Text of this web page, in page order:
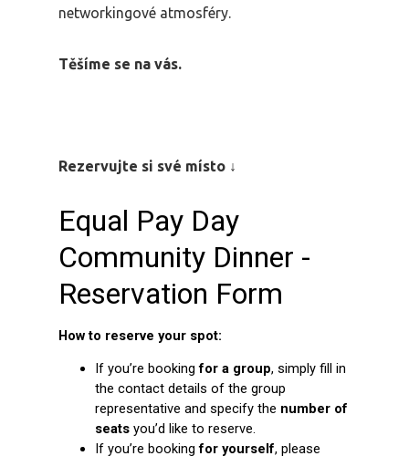
networkingové atmosféry.
Těšíme se na vás.
Rezervujte si své místo ↓